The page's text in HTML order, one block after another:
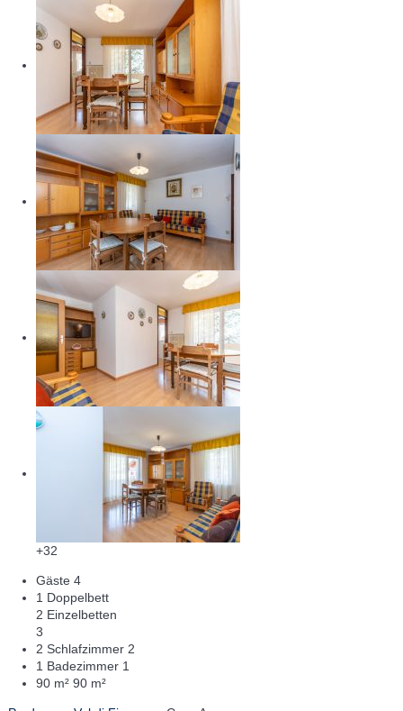
+32
Gäste 4
1 Doppelbett
2 Einzelbetten
3
2 Schlafzimmer 2
1 Badezimmer 1
90 m² 90 m²